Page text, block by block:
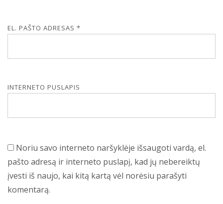
EL. PAŠTO ADRESAS *
INTERNETO PUSLAPIS
Noriu savo interneto naršyklėje išsaugoti vardą, el.
pašto adresą ir interneto puslapį, kad jų nebereiktų
įvesti iš naujo, kai kitą kartą vėl norėsiu parašyti
komentarą.